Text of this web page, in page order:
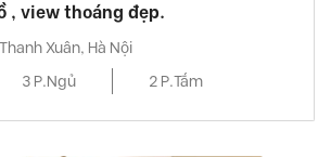
, view thoáng đẹp.
Xuân, Hà Nội
3 P.Ngủ 2 P.Tắm